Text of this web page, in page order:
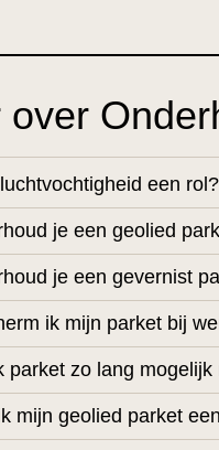
over
een rol?
je een geolied
je een gevernist
ik mijn parket bij
parket zo lang
mijn geolied parket